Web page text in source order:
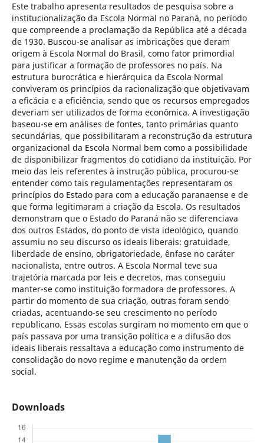
Este trabalho apresenta resultados de pesquisa sobre a
institucionalização da Escola Normal no Paraná, no período
que compreende a proclamação da República até a década
de 1930. Buscou-se analisar as imbricações que deram
origem à Escola Normal do Brasil, como fator primordial
para justificar a formação de professores no país. Na
estrutura burocrática e hierárquica da Escola Normal
conviveram os princípios da racionalização que objetivavam
a eficácia e a eficiência, sendo que os recursos empregados
deveriam ser utilizados de forma econômica. A investigação
baseou-se em análises de fontes, tanto primárias quanto
secundárias, que possibilitaram a reconstrução da estrutura
organizacional da Escola Normal bem como a possibilidade
de disponibilizar fragmentos do cotidiano da instituição. Por
meio das leis referentes à instrução pública, procurou-se
entender como tais regulamentações representaram os
princípios do Estado para com a educação paranaense e de
que forma legitimaram a criação da Escola. Os resultados
demonstram que o Estado do Paraná não se diferenciava
dos outros Estados, do ponto de vista ideológico, quando
assumiu no seu discurso os ideais liberais: gratuidade,
liberdade de ensino, obrigatoriedade, ênfase no caráter
nacionalista, entre outros. A Escola Normal teve sua
trajetória marcada por leis e decretos, mas conseguiu
manter-se como instituição formadora de professores. A
partir do momento de sua criação, outras foram sendo
criadas, acentuando-se seu crescimento no período
republicano. Essas escolas surgiram no momento em que o
país passava por uma transição política e a difusão dos
ideais liberais ressaltava a educação como instrumento de
consolidação do novo regime e manutenção da ordem
social.
Downloads